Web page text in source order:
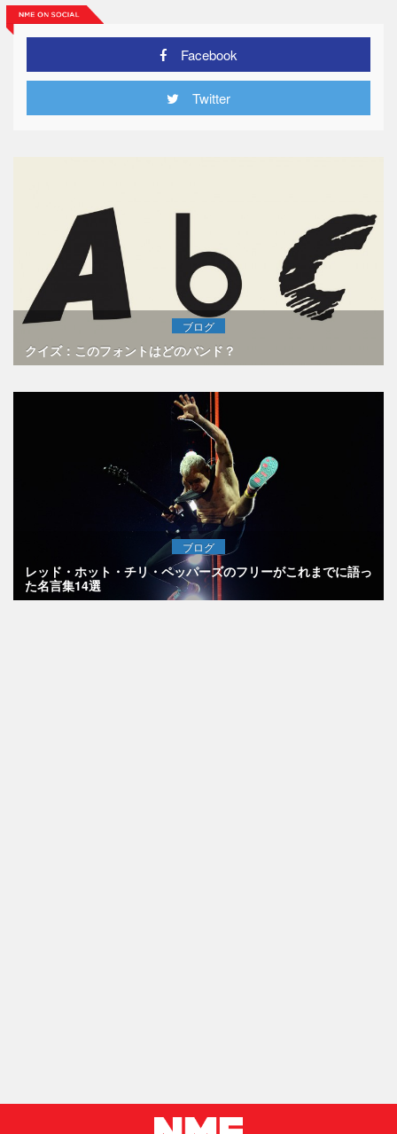
Facebook
Twitter
ブログ
クイズ：このフォントはどのバンド？
ブログ
レッド・ホット・チリ・ペッパーズのフリーがこれまでに語っ
た名言集14選